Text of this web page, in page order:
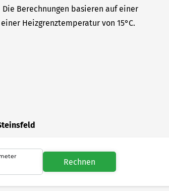
Berechnungen basieren auf einer
Heizgrenztemperatur von 15°C.
Rechnen